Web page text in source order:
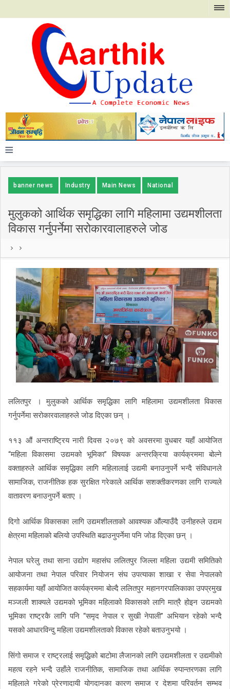
≡
banner news Industry Main News National
मुलुकको आर्थिक समृद्धिका लागि महिलामा उद्यमशीलता
विकास गर्नुपर्नेमा सरोकारवालाहरुले जोड
ललितपुर । मुलुकको आर्थिक समृद्धिका लागि महिलामा उद्यमशीलता विकास
गर्नुपर्नेमा सरोकारवालाहरुले जोड दिएका छन् ।
११३ औं अन्तराष्ट्रिय नारी दिवस २०७९ को अवसरमा वुधबार यहाँ आयोजित
“महिला विकासमा उद्यमको भूमिका” विषयक अन्तरक्रिया कार्यक्रममा बोल्ने
वक्ताहरुले आर्थिक समृद्धिका लागि महिलालाई उद्यमी बनाउनुपर्ने भन्दै संविधानले
सामाजिक, राजनीतिक हक सुरक्षित गरेकाले आर्थिक सशक्तीकरणका लागि राज्यले
वातावरण बनाउनुपर्ने बताए ।
दिगो आर्थिक विकासका लागि उद्यमशीलताको आवश्यक औंल्याउँदै उनीहरुले उद्यम
क्षेत्रमा महिलाको बलियो उपस्थिति बढाउनुपर्नेमा पनि जोड दिएका छन् ।
नेपाल घरेलु तथा साना उद्योग महासंघ ललितपुर जिल्ला महिला उद्यमी समितिको
आयोजना तथा नेपाल परिवार नियोजन संघ उपत्याका शाखा र सेवा नेपालको
सहकार्यमा यहाँ आयोजित कार्यक्रममा बोल्दै ललितपुर महानगरपालिकाका उपप्रमुख
मञ्जली शाक्यले उद्यमको भूमिका महिलाको विकासको लागि मात्रै होइन उद्यमको
भूमिका राष्ट्रकै लागि पनि “समृद नेपाल र सुखी नेपाली” अभियान रहेको भन्दै
यसको आधारविन्दु महिला उद्यमशीलताको विकास रहेको बताउनुभयो ।
सिंगो समाज र राष्ट्रलाई समृद्धिको बाटोमा लैजानको लागि उद्यमशीलता र उद्यमीको
महत्व रहने भन्दै उहाँले राजनीतिक, सामाजिक तथा आर्थिक रुपान्तरणका लागि
महिलाले गरेको प्रेरणादायी योगदानका कारण समाज र देशमा परिवर्तन सम्भव